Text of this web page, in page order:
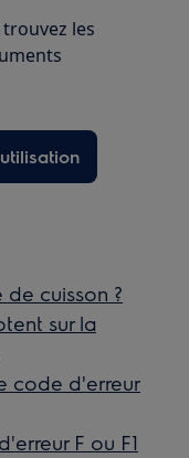
les
cuisson ?
sur la
code d'erreur
F ou F1